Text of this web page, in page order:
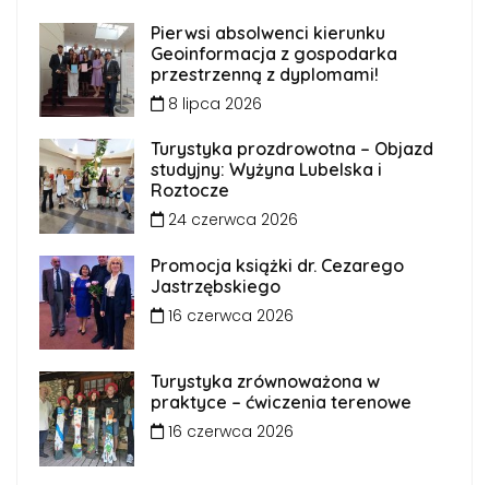
Pierwsi absolwenci kierunku
Geoinformacja z gospodarka
przestrzenną z dyplomami!
8 lipca 2026
Turystyka prozdrowotna – Objazd
studyjny: Wyżyna Lubelska i
Roztocze
24 czerwca 2026
Promocja książki dr. Cezarego
Jastrzębskiego
16 czerwca 2026
Turystyka zrównoważona w
praktyce – ćwiczenia terenowe
16 czerwca 2026